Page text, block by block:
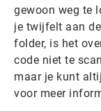
gewoon weg te
je twijfelt aan
folder, is het
code niet te
maar je kunt
voor meer